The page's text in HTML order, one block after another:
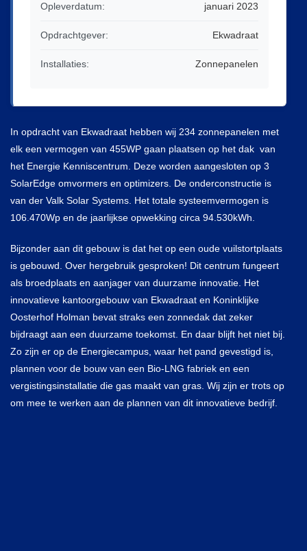
Algemene Voorwaarden Installatiewerk
Opleverdatum: januari 2023
Opdrachtgever: Ekwadraat
Installaties: Zonnepanelen
In opdracht van Ekwadraat hebben wij 234 zonnepanelen met
elk een vermogen van 455WP gaan plaatsen op het dak van
het Energie Kenniscentrum. Deze worden aangesloten op 3
SolarEdge omvormers en optimizers. De onderconstructie is
van der Valk Solar Systems. Het totale systeemvermogen is
106.470Wp en de jaarlijkse opwekking circa 94.530kWh.
Bijzonder aan dit gebouw is dat het op een oude vuilstortplaats
is gebouwd. Over hergebruik gesproken! Dit centrum fungeert
als broedplaats en aanjager van duurzame innovatie. Het
innovatieve kantoorgebouw van Ekwadraat en Koninklijke
Oosterhof Holman bevat straks een zonnedak dat zeker
bijdraagt aan een duurzame toekomst. En daar blijft het niet bij.
Zo zijn er op de Energiecampus, waar het pand gevestigd is,
plannen voor de bouw van een Bio-LNG fabriek en een
vergistingsinstallatie die gas maakt van gras. Wij zijn er trots op
om mee te werken aan de plannen van dit innovatieve bedrijf.